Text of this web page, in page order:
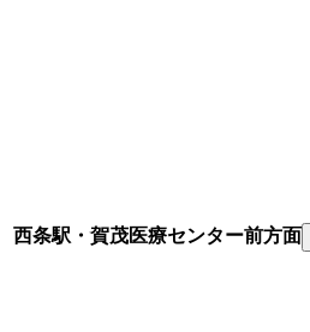
西条駅・賀茂医療センター前方面